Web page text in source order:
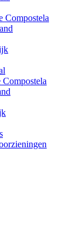
Compostela
Compostela